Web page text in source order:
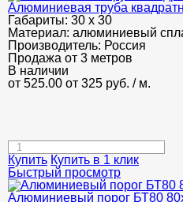
Алюминиевая труба
Габариты: 30 х 30
Материал: алюминиевый
Производитель: Россия
Продажа от 3 метров
В наличии
от 525.00 от 325 руб. / м.
Купить Купить в 1 клик
Быстрый просмотр
Алюминиевый порог БТ80